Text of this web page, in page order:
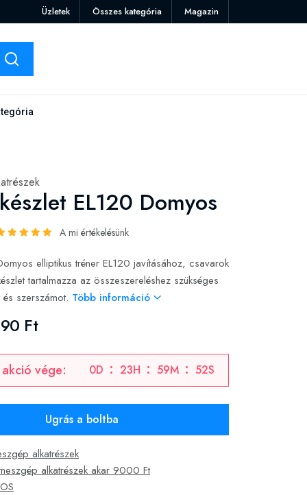
Üzletek Összes kategória Magazin
EL120 Domyos
A mi értékelésünk
elliptikus tréner EL120 javításához, csavarok
tartalmazza az összeszereléshez szükséges
szerszámot. Több információ
Ft
vége: 0D 23H 59M 51S
Ugrás a boltba
alkatrészek
alkatrészek akar 9000 Ft